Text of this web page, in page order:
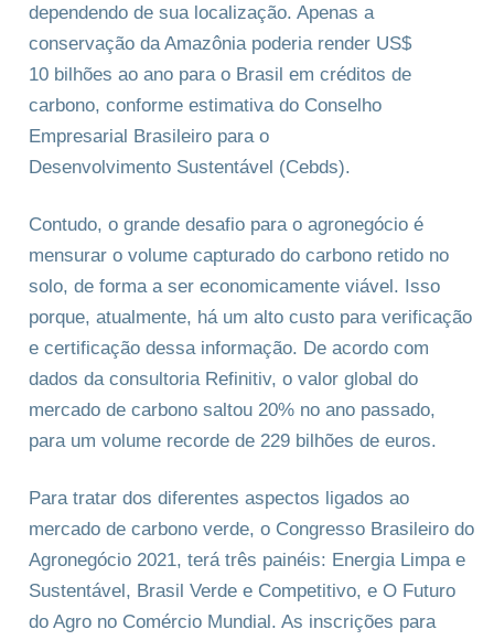
dependendo de sua localização. Apenas a
conservação da Amazônia poderia render US$
10 bilhões ao ano para o Brasil em créditos de
carbono, conforme estimativa do Conselho
Empresarial Brasileiro para o
Desenvolvimento Sustentável (Cebds).
Contudo, o grande desafio para o agronegócio é
mensurar o volume capturado do carbono retido no
solo, de forma a ser economicamente viável. Isso
porque, atualmente, há um alto custo para verificação
e certificação dessa informação. De acordo com
dados da consultoria Refinitiv, o valor global do
mercado de carbono saltou 20% no ano passado,
para um volume recorde de 229 bilhões de euros.
Para tratar dos diferentes aspectos ligados ao
mercado de carbono verde, o Congresso Brasileiro do
Agronegócio 2021, terá três painéis: Energia Limpa e
Sustentável, Brasil Verde e Competitivo, e O Futuro
do Agro no Comércio Mundial. As inscrições para